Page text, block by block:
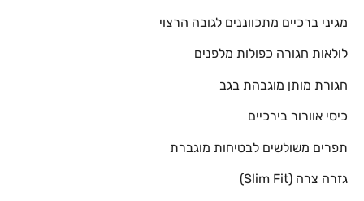
מגיני ברכיים מתכווננים לגובה הרצוי
לולאות חגורה כפולות מלפנים
חגורת מותן מוגבהת בגב
כיסי אוורור בירכיים
תפרים משולשים לבטיחות מוגברת
גזרה צרה (Slim Fit)